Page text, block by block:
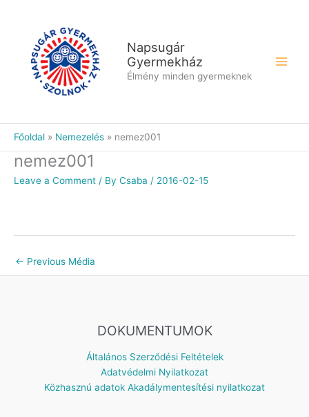
Napsugár
Gyermekház
Élmény minden gyermeknek
Főoldal Nemezelés nemez001
nemez001
Leave a Comment / By Csaba / 2016-02-15
← Previous Média
DOKUMENTUMOK
Általános Szerződési Feltételek
Adatvédelmi Nyilatkozat
Közhasznú adatok Akadálymentesítési nyilatkozat